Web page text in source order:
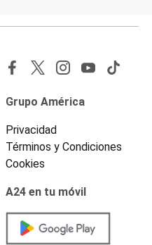
Grupo América
Privacidad
Términos y Condiciones
Cookies
A24 en tu móvil